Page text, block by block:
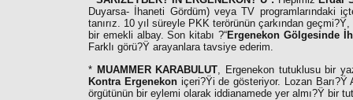
Duyarsa- İhaneti Gördüm) veya TV programlarındaki
tanırız. 10 yıl süreyle PKK terörünün çarkından
bir emekli albay. Son kitabı ?“Ergenekon Gölgesinde
Farklı görü?Ÿ arayanlara tavsiye ederim.
* MUAMMER KARABULUT , Ergenekon tutuklusu bir
Kontra Ergenekoniçeri?Ÿi de gösteriyor. Lozan Barı?Ÿ
örgütünün bir eylemi olarak iddianamede yer almı?Ÿ bir